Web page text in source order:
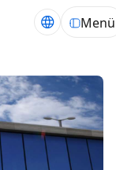
Menü